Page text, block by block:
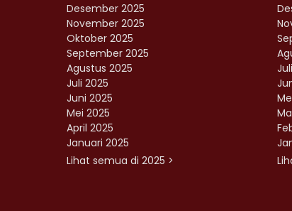
Desember 2025
November 2025
Oktober 2025
September 2025
Agustus 2025
Juli 2025
Juni 2025
Mei 2025
April 2025
Januari 2025
Lihat semua di 2025 >